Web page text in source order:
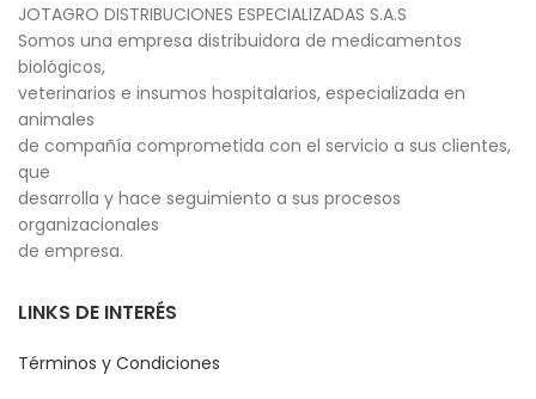
JOTAGRO DISTRIBUCIONES ESPECIALIZADAS S.A.S
Somos una empresa distribuidora de medicamentos
biológicos,
veterinarios e insumos hospitalarios, especializada en
animales
de compañía comprometida con el servicio a sus clientes,
que
desarrolla y hace seguimiento a sus procesos
organizacionales
de empresa.
LINKS DE INTERÉS
Términos y Condiciones